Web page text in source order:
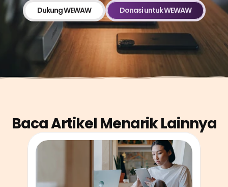
Dukung WEWAW Donasi untuk WEWAW
Baca Artikel Menarik Lainnya